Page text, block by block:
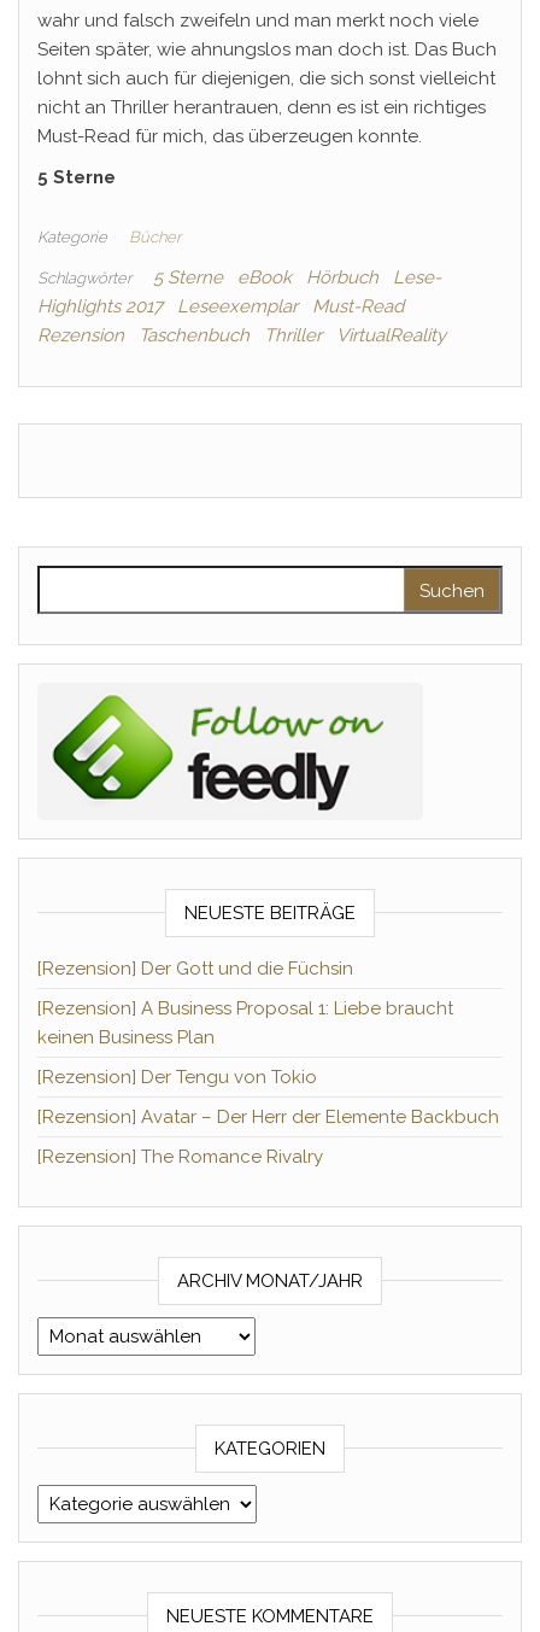
wahr und falsch zweifeln und man merkt noch viele
Seiten später, wie ahnungslos man doch ist. Das Buch
lohnt sich auch für diejenigen, die sich sonst vielleicht
nicht an Thriller herantrauen, denn es ist ein richtiges
Must-Read für mich, das überzeugen konnte.
5 Sterne
Kategorie Bücher
Schlagwörter 5 Sterne eBook Hörbuch
Lese-
Highlights 2017
Leseexemplar
Must-Read
Rezension
Taschenbuch Thriller VirtualReality
NEUESTE BEITRÄGE
[Rezension] Der Gott und die Füchsin
[Rezension] A Business Proposal 1: Liebe braucht
keinen Business Plan
[Rezension] Der Tengu von Tokio
[Rezension] Avatar – Der Herr der Elemente Backbuch
[Rezension] The Romance Rivalry
ARCHIV MONAT/JAHR
Archiv Monat/Jahr
KATEGORIEN
Kategorien
NEUESTE KOMMENTARE